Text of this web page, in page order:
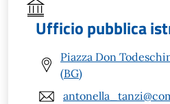
Ufficio pubblica
Piazza Don
(BG)